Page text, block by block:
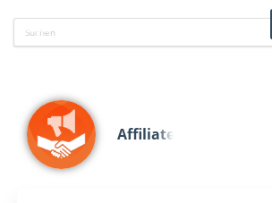
Affiliate